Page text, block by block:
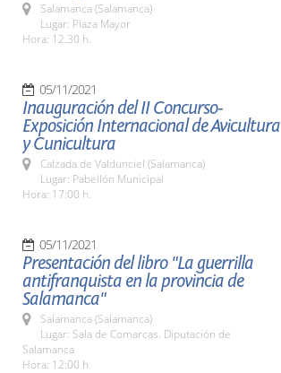
Salamanca (Salamanca)
Lugar: Plaza Mayor
Hora: 12.30 h.
05/11/2021
Inauguración del II Concurso-
Exposición Internacional de Avicultura
y Cunicultura
Calzada de Valdunciel (Salamanca)
Lugar: Pabellón Municipal
Hora: 17:00 h.
05/11/2021
Presentación del libro "La guerrilla
antifranquista en la provincia de
Salamanca"
Salamanca (Salamanca)
Lugar: Sala de Comarcas. Diputación de
Salamanca
Hora: 12:00 h.